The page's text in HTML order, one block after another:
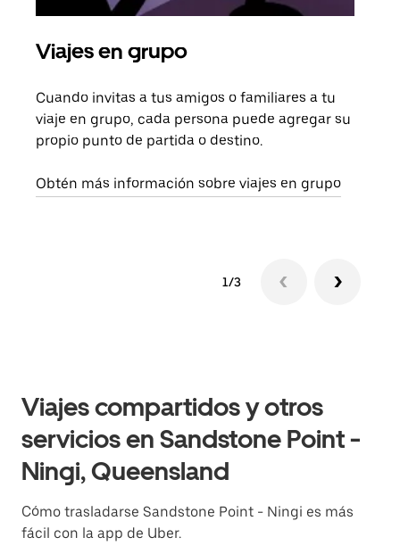
Viajes en grupo
Cuando invitas a tus amigos o familiares a tu
viaje en grupo, cada persona puede agregar su
propio punto de partida o destino.
Obtén más información sobre viajes en grupo
1/3
Viajes compartidos y otros
servicios en Sandstone Point -
Ningi, Queensland
Cómo trasladarse Sandstone Point - Ningi es más
fácil con la app de Uber.